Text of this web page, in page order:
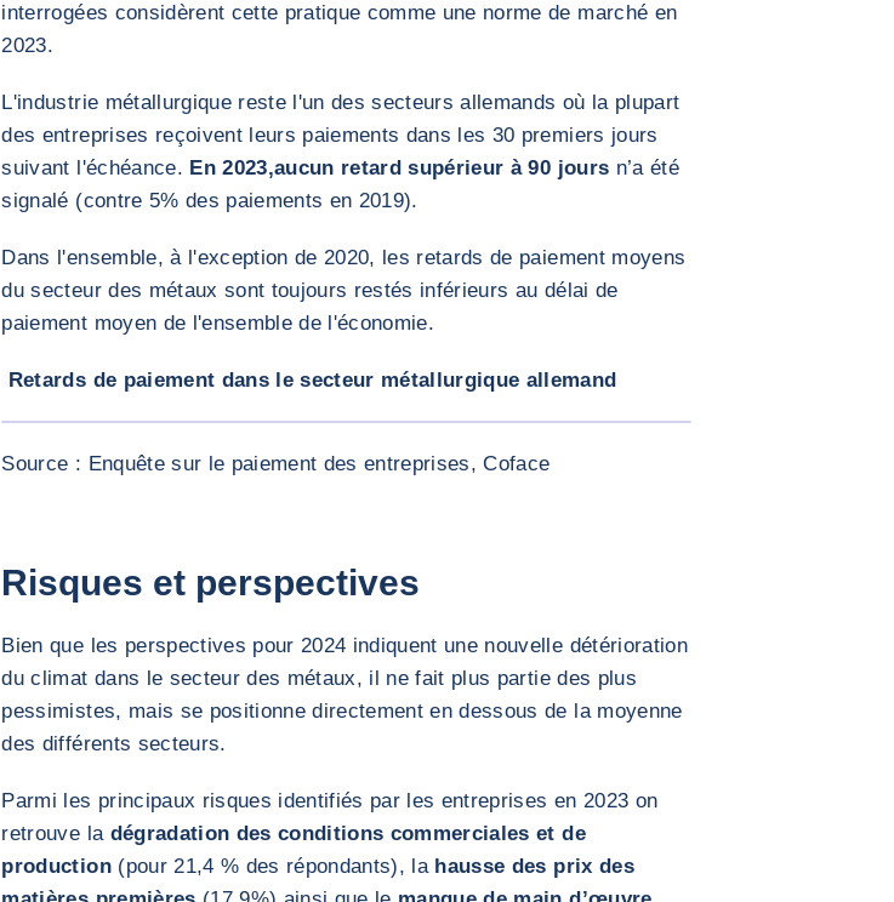
interrogées considèrent cette pratique comme une norme de marché en
2023.
L'industrie métallurgique reste l'un des secteurs allemands où la plupart
des entreprises reçoivent leurs paiements dans les 30 premiers jours
suivant l'échéance. En 2023,aucun retard supérieur à 90 jours n’a été
signalé (contre 5% des paiements en 2019).
Dans l'ensemble, à l'exception de 2020, les retards de paiement moyens
du secteur des métaux sont toujours restés inférieurs au délai de
paiement moyen de l'ensemble de l'économie.
Retards de paiement dans le secteur métallurgique allemand
Source : Enquête sur le paiement des entreprises, Coface
Risques et perspectives
Bien que les perspectives pour 2024 indiquent une nouvelle détérioration
du climat dans le secteur des métaux, il ne fait plus partie des plus
pessimistes, mais se positionne directement en dessous de la moyenne
des différents secteurs.
Parmi les principaux risques identifiés par les entreprises en 2023 on
retrouve la dégradation des conditions commerciales et de
production(pour 21,4 % des répondants), la hausse des prix des